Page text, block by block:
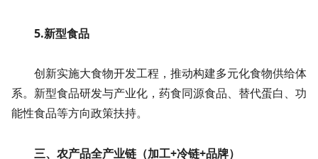
5.新型食品
创新实施大食物开发工程，推动构建多元化食物供给体
系。新型食品研发与产业化，药食同源食品、替代蛋白、功
能性食品等方向政策扶持。
三、农产品全产业链（加工+冷链+品牌）